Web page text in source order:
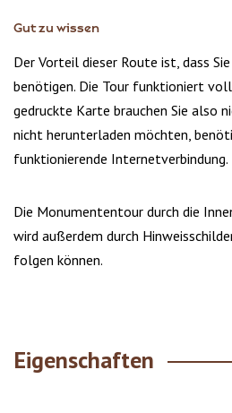
Gut zu wissen
Der Vorteil dieser Route ist, dass
benötigen. Die Tour funktioniert
gedruckte Karte brauchen Sie also
nicht herunterladen möchten,
funktionierende Internetverbindung.
Die Monumententour durch die
wird außerdem durch
folgen können.
Eigenschaften